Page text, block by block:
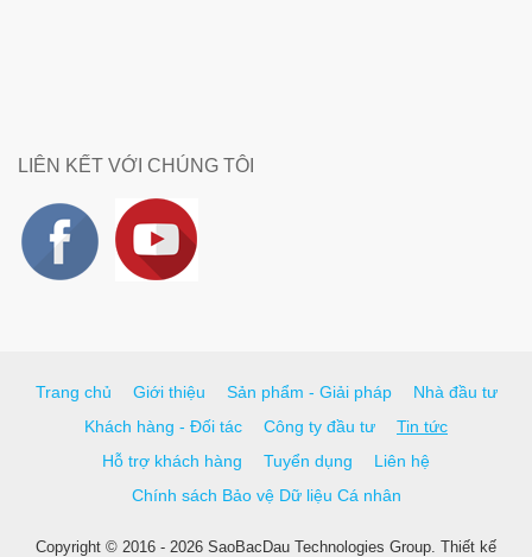
LIÊN KẾT VỚI CHÚNG TÔI
Trang chủ Giới thiệu Sản phẩm - Giải pháp
Nhà đầu tư
Khách hàng - Đối tác
Công ty đầu tư
Tin tức
Hỗ trợ khách hàng
Tuyển dụng
Liên hệ
Chính sách Bảo vệ Dữ liệu Cá nhân
Copyright © 2016 - 2026 SaoBacDau Technologies Group. Thiết kế